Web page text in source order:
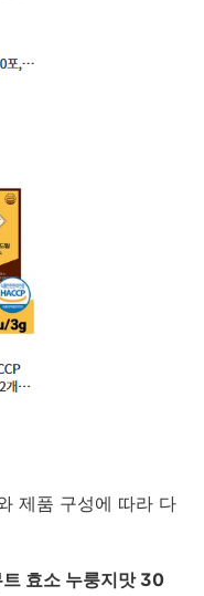
제품 구성에 따라 다
효소 누룽지맛 30